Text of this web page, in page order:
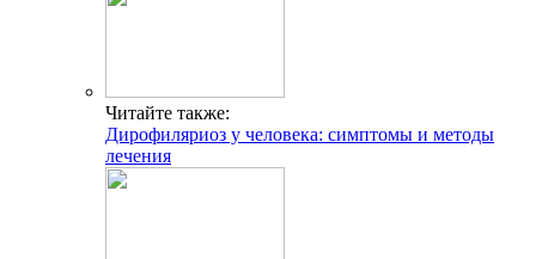
Читайте также:
Дирофиляриоз у человека: симптомы и методы
лечения